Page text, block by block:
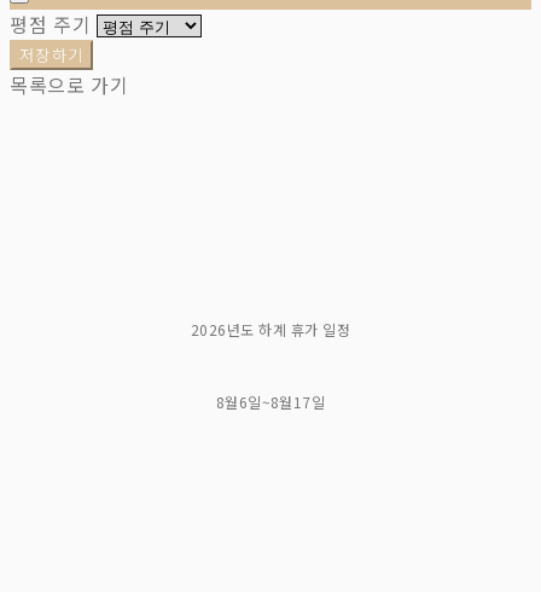
평점 주기
저장하기
목록으로 가기
2026년도 하계 휴가 일정
8월6일~8월17일